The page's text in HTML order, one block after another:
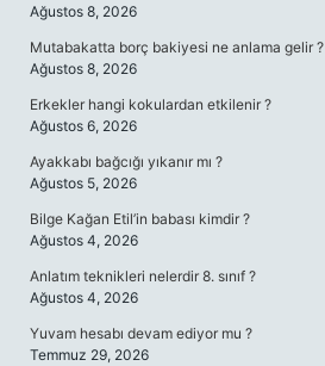
Ağustos 8, 2026
Mutabakatta borç bakiyesi ne anlama gelir ?
Ağustos 8, 2026
Erkekler hangi kokulardan etkilenir ?
Ağustos 6, 2026
Ayakkabı bağcığı yıkanır mı ?
Ağustos 5, 2026
Bilge Kağan Etil’in babası kimdir ?
Ağustos 4, 2026
Anlatım teknikleri nelerdir 8. sınıf ?
Ağustos 4, 2026
Yuvam hesabı devam ediyor mu ?
Temmuz 29, 2026